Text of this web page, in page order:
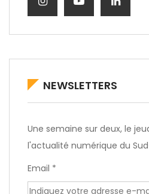
NEWSLETTERS
Une semaine sur deux, le
l'actualité numérique du
Email *